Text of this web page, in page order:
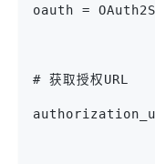
oauth =
# 获取授权URL